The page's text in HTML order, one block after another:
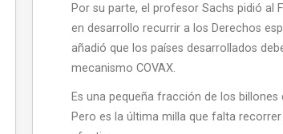
Por su parte, el profesor Sachs pidió al
en desarrollo recurrir a los Derechos
añadió que los países desarrollados
mecanismo COVAX.
Es una pequeña fracción de los
Pero es la última milla que falta